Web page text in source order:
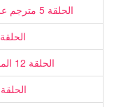
انمي Kakuriyo No Yadomeshi الحلقة 5 مترجم عربي اون لاين
انمي Kamisama Hajimemashita الحلقة 1 الجزء 2
انمي Kamisama Hajimemashita الحلقة 12 الموسم الاول
انمي Kamikaze Kaitou Jeanne الحلقة 15 مترجمة